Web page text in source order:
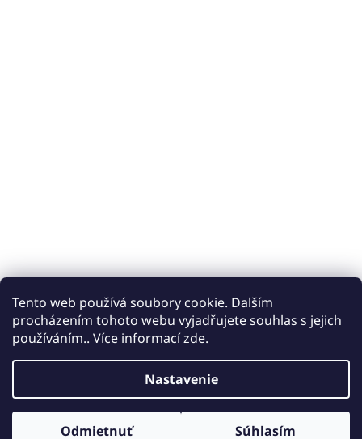
Tento web používá soubory cookie. Dalším
procházením tohoto webu vyjadřujete souhlas s jejich
používáním.. Více informacízde.
Nastavenie
Odmietnuť Súhlasím